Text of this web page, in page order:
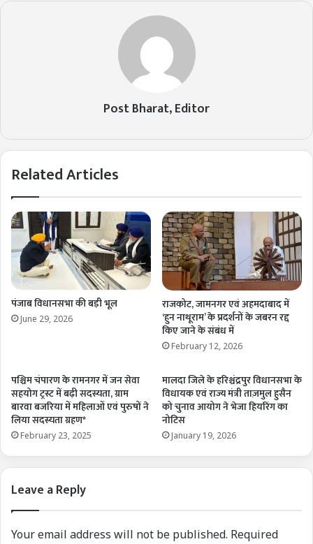
Post Bharat, Editor
Related Articles
पंजाब विधानसभा की बड़ी भूल
June 29, 2026
राजकोट, जामनगर एवं अहमदाबाद में
‘हुन नाथूराम’ के प्रदर्शनों के जबरन रद्द
किए जाने के संबंध में
February 12, 2026
पश्चिम चंपारण के रामनगर में जन सेवा
सहयोग ट्रस्ट में बढ़ी सदस्यता, ग्राम
बारवा बजरिया में महिलाओं एवं पुरुषों ने
लिया सदस्यता ग्रहण*
February 23, 2025
मालदा जिले के हरिश्चंद्रपुर विधानसभा के
विधायक एवं राज्य मंत्री ताज़मुल हुसैन
को चुनाव आयोग ने भेजा हियरिंग का
नोटिस
January 19, 2026
Leave a Reply
Your email address will not be published. Required